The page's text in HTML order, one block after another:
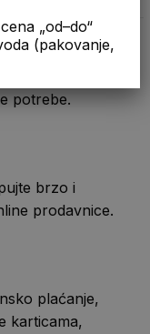
pronađete širok
potrebe.
brzo i
prodavnice.
plaćanje,
karticama,
(pakovanje,